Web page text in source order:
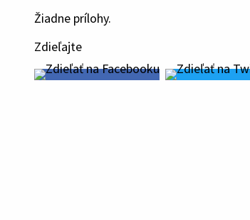
Žiadne prílohy.
Zdieľajte